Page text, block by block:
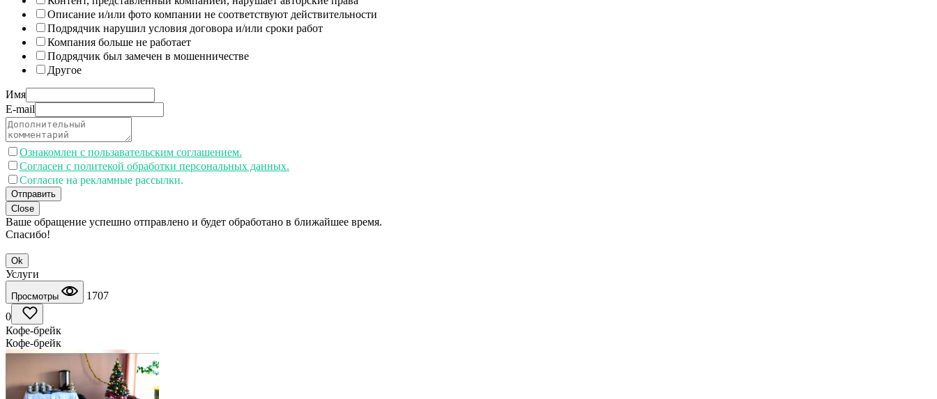
Описание и/или фото компании не соответствуют действительности
Подрядчик нарушил условия договора и/или сроки работ
Компания больше не работает
Подрядчик был замечен в мошенничестве
Другое
Имя
E-mail
Ознакомлен с пользавательским соглашением.
Согласен с политекой обработки персональных данных.
Согласие на рекламные рассылки.
Отправить
Close
Ваше обращение успешно отправлено и будет обработано в ближайшее время.
Спасибо!
Ok
Услуги
Просмотры
1707
0
Кофе-брейк
Кофе-брейк